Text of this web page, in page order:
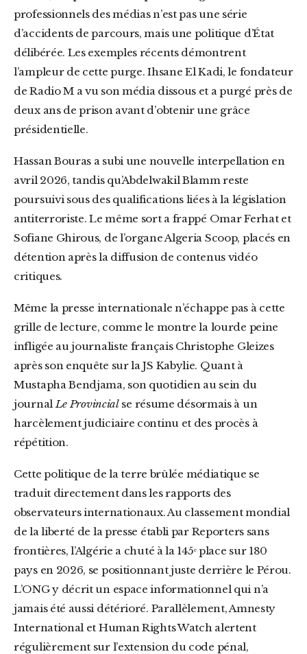
professionnels des médias n’est pas une série
d’accidents de parcours, mais une politique d’État
délibérée. Les exemples récents démontrent
l’ampleur de cette purge. Ihsane El Kadi, le fondateur
de Radio M a vu son média dissous et a purgé près de
deux ans de prison avant d’obtenir une grâce
présidentielle.
Hassan Bouras a subi une nouvelle interpellation en
avril 2026, tandis qu’Abdelwakil Blamm reste
poursuivi sous des qualifications liées à la législation
antiterroriste. Le même sort a frappé Omar Ferhat et
Sofiane Ghirous, de l’organe Algeria Scoop, placés en
détention après la diffusion de contenus vidéo
critiques.
Même la presse internationale n’échappe pas à cette
grille de lecture, comme le montre la lourde peine
infligée au journaliste français Christophe Gleizes
après son enquête sur la JS Kabylie. Quant à
Mustapha Bendjama, son quotidien au sein du
journalLe Provincialse résume désormais à un
harcèlement judiciaire continu et des procès à
répétition.
Cette politique de la terre brûlée médiatique se
traduit directement dans les rapports des
observateurs internationaux. Au classement mondial
de la liberté de la presse établi par Reporters sans
frontières, l’Algérie a chuté à la 145ᵉ place sur 180
pays en 2026, se positionnant juste derrière le Pérou.
L’ONG y décrit un espace informationnel qui n’a
jamais été aussi détérioré. Parallèlement, Amnesty
International et Human Rights Watch alertent
régulièrement sur l’extension du code pénal,